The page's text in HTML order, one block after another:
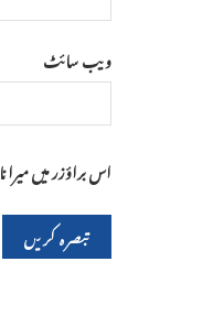
ویب‌ سائٹ
اس براؤزر میں